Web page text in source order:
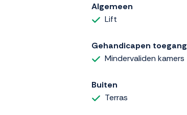
Algemeen
Lift
Gehandicapen toegang
Mindervaliden kamers
Buiten
Terras